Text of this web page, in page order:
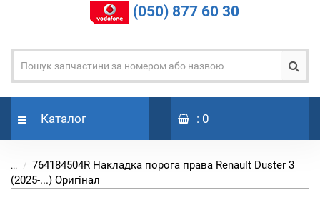
(050) 877 60 30
Каталог : 0
...
764184504R Накладка порога права Renault Duster 3
(2025-...) Оригінал